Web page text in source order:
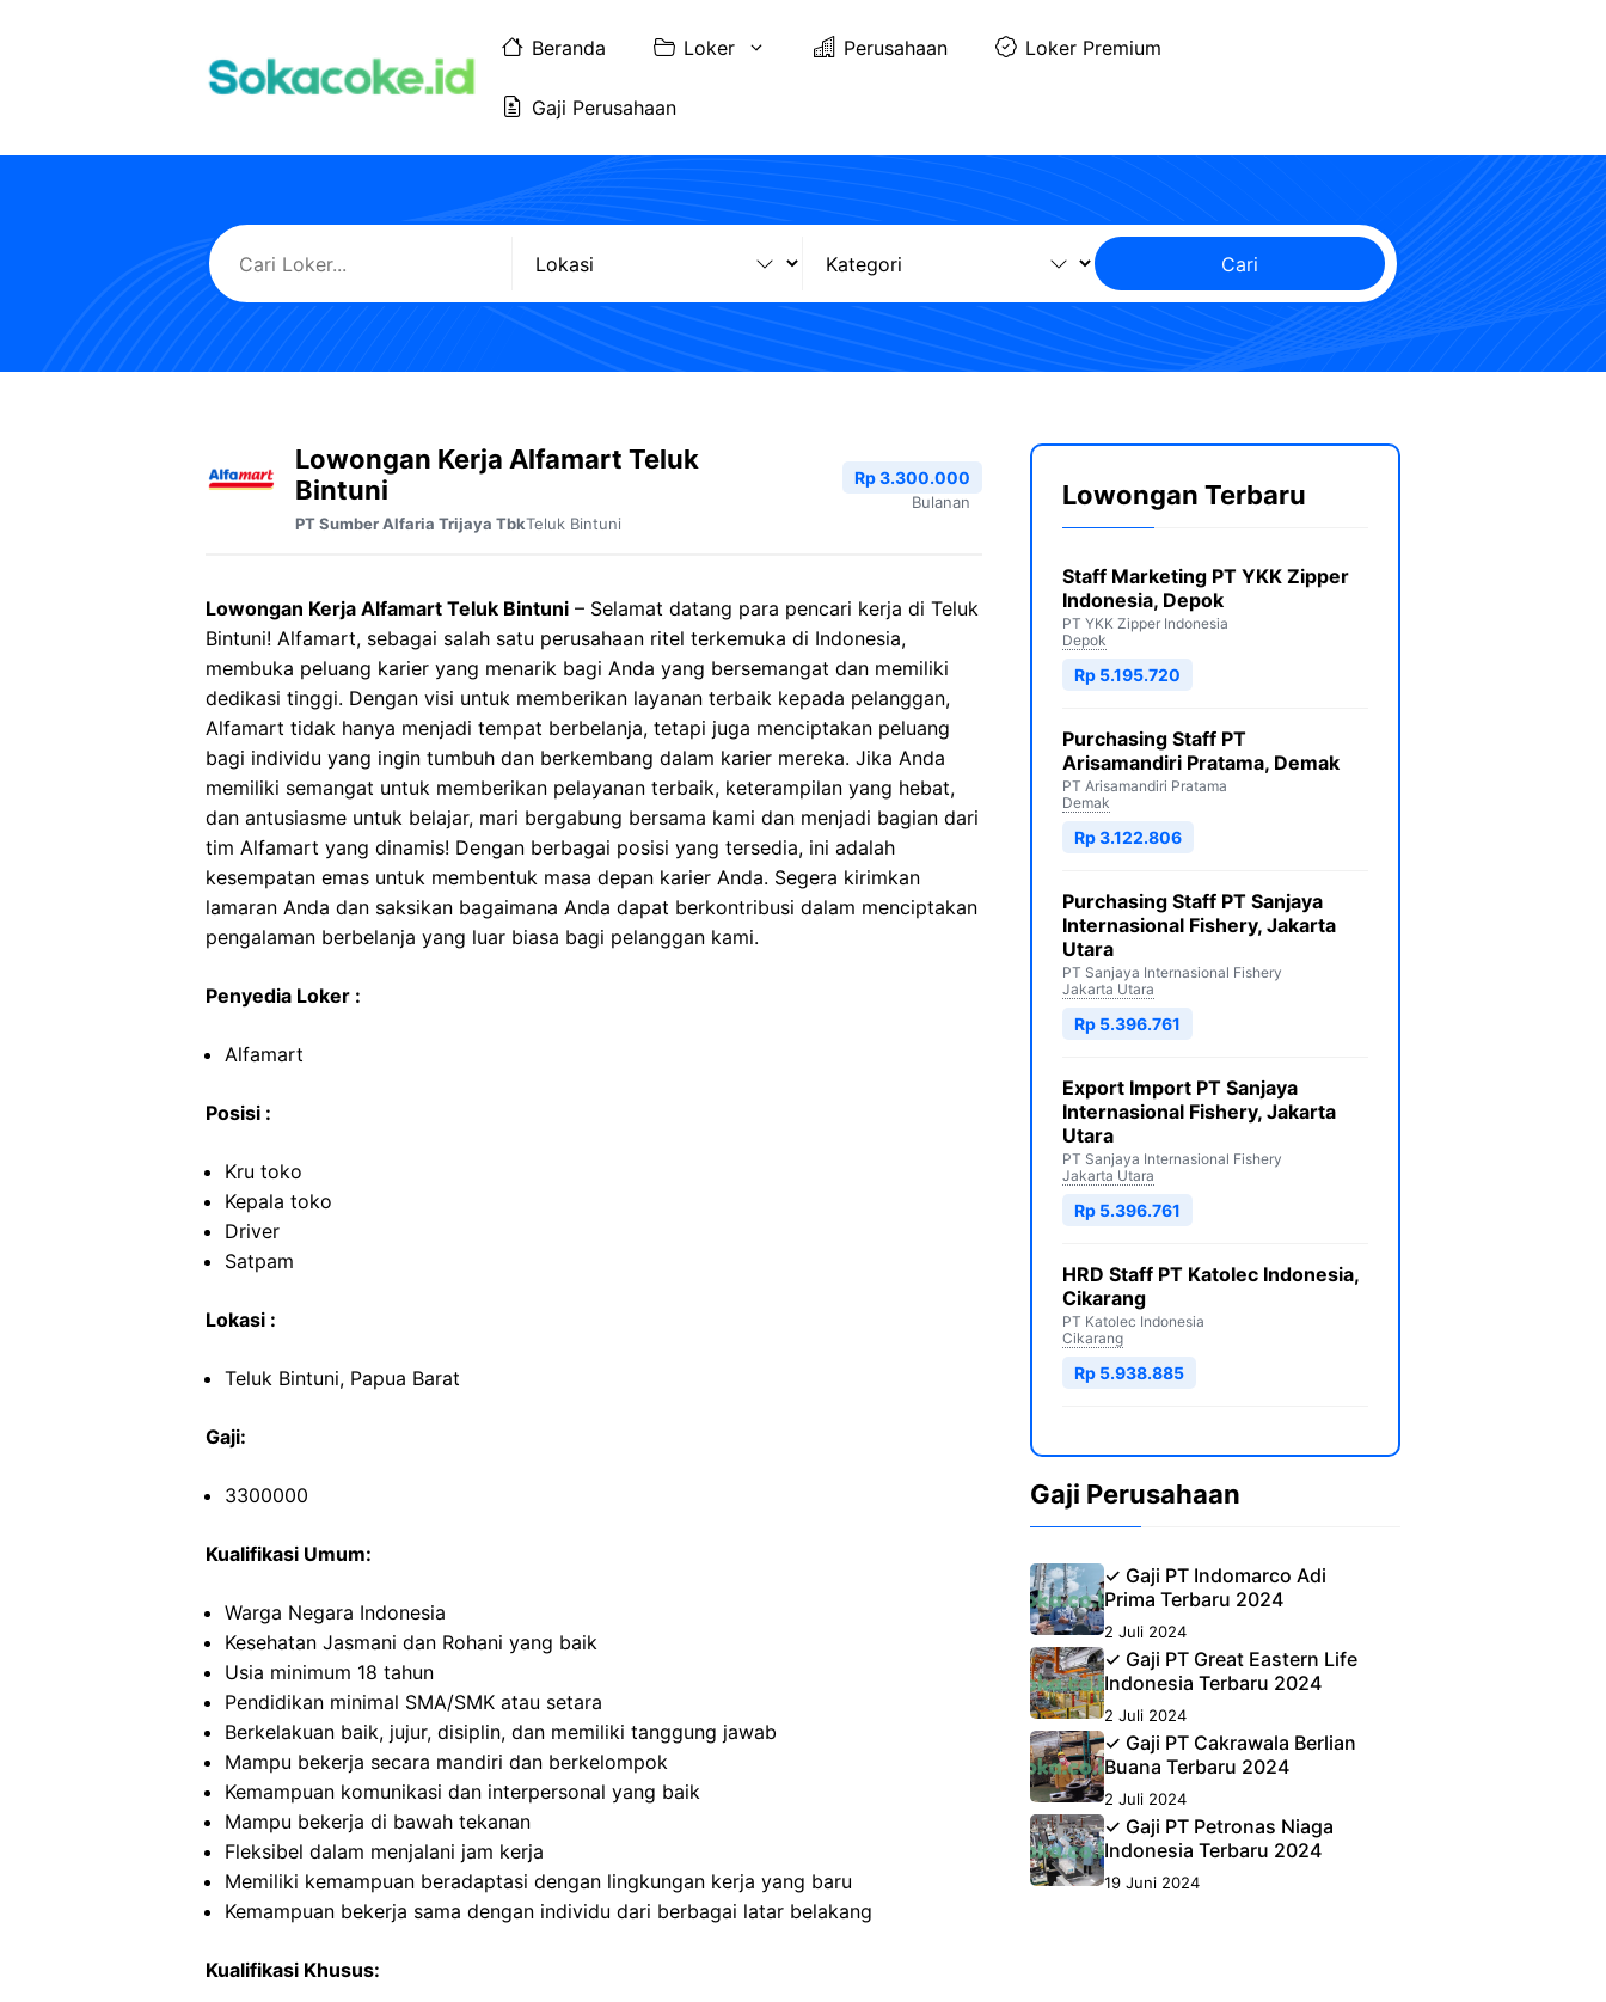
Beranda Loker Perusahaan Loker Premium
Gaji Perusahaan
Cari
Lowongan Kerja Alfamart Teluk
Bintuni
PT Sumber Alfaria Trijaya TbkTeluk Bintuni
Rp 3.300.000
Bulanan
Lowongan Kerja Alfamart Teluk Bintuni – Selamat datang para pencari kerja di Teluk
Bintuni! Alfamart, sebagai salah satu perusahaan ritel terkemuka di Indonesia,
membuka peluang karier yang menarik bagi Anda yang bersemangat dan memiliki
dedikasi tinggi. Dengan visi untuk memberikan layanan terbaik kepada pelanggan,
Alfamart tidak hanya menjadi tempat berbelanja, tetapi juga menciptakan peluang
bagi individu yang ingin tumbuh dan berkembang dalam karier mereka. Jika Anda
memiliki semangat untuk memberikan pelayanan terbaik, keterampilan yang hebat,
dan antusiasme untuk belajar, mari bergabung bersama kami dan menjadi bagian dari
tim Alfamart yang dinamis! Dengan berbagai posisi yang tersedia, ini adalah
kesempatan emas untuk membentuk masa depan karier Anda. Segera kirimkan
lamaran Anda dan saksikan bagaimana Anda dapat berkontribusi dalam menciptakan
pengalaman berbelanja yang luar biasa bagi pelanggan kami.
Penyedia Loker :
Alfamart
Posisi :
Kru toko
Kepala toko
Driver
Satpam
Lokasi :
Teluk Bintuni, Papua Barat
Gaji:
3300000
Kualifikasi Umum:
Warga Negara Indonesia
Kesehatan Jasmani dan Rohani yang baik
Usia minimum 18 tahun
Pendidikan minimal SMA/SMK atau setara
Berkelakuan baik, jujur, disiplin, dan memiliki tanggung jawab
Mampu bekerja secara mandiri dan berkelompok
Kemampuan komunikasi dan interpersonal yang baik
Mampu bekerja di bawah tekanan
Fleksibel dalam menjalani jam kerja
Memiliki kemampuan beradaptasi dengan lingkungan kerja yang baru
Kemampuan bekerja sama dengan individu dari berbagai latar belakang
Kualifikasi Khusus:
Lowongan Terbaru
Staff Marketing PT YKK Zipper
Indonesia, Depok
PT YKK Zipper Indonesia
Depok
Rp 5.195.720
Purchasing Staff PT
Arisamandiri Pratama, Demak
PT Arisamandiri Pratama
Demak
Rp 3.122.806
Purchasing Staff PT Sanjaya
Internasional Fishery, Jakarta
Utara
PT Sanjaya Internasional Fishery
Jakarta Utara
Rp 5.396.761
Export Import PT Sanjaya
Internasional Fishery, Jakarta
Utara
PT Sanjaya Internasional Fishery
Jakarta Utara
Rp 5.396.761
HRD Staff PT Katolec Indonesia,
Cikarang
PT Katolec Indonesia
Cikarang
Rp 5.938.885
Gaji Perusahaan
✓ Gaji PT Indomarco Adi
Prima Terbaru 2024
2 Juli 2024
✓ Gaji PT Great Eastern Life
Indonesia Terbaru 2024
2 Juli 2024
✓ Gaji PT Cakrawala Berlian
Buana Terbaru 2024
2 Juli 2024
✓ Gaji PT Petronas Niaga
Indonesia Terbaru 2024
19 Juni 2024